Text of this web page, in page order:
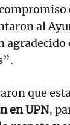
al
agradecido
que
en UPN,